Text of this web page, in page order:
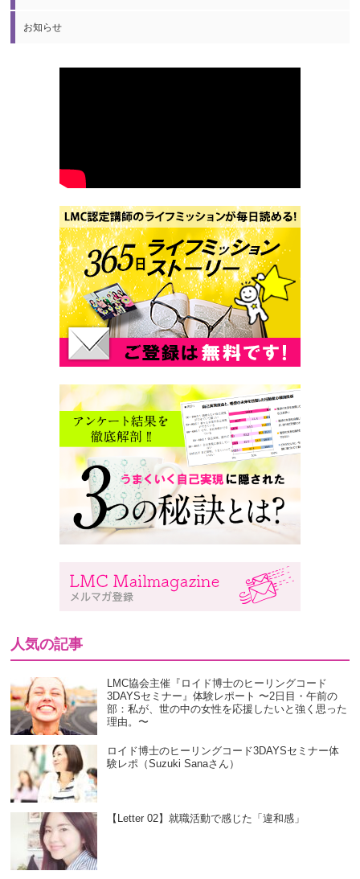
お知らせ
人気の記事
LMC協会主催『ロイド博士のヒーリングコード
3DAYSセミナー』体験レポート 〜2日目・午前の
部：私が、世の中の女性を応援したいと強く思った
理由。〜
ロイド博士のヒーリングコード3DAYSセミナー体
験レポ（Suzuki Sanaさん）
【Letter 02】就職活動で感じた「違和感」